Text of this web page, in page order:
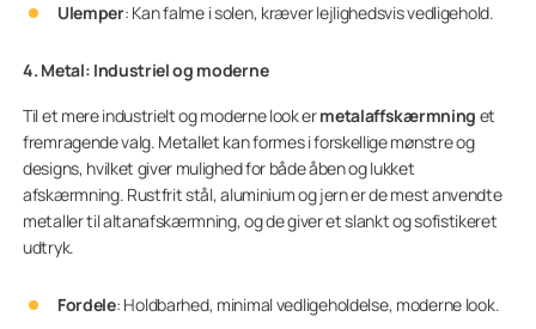
Ulemper: Kan falme i solen, kræver lejlighedsvis vedligehold.
4. Metal: Industriel og moderne
Til et mere industrielt og moderne look ermetalaffskærmning et
fremragende valg. Metallet kan formes i forskellige mønstre og
designs, hvilket giver mulighed for både åben og lukket
afskærmning. Rustfrit stål, aluminium og jern er de mest anvendte
metaller til altanafskærmning, og de giver et slankt og sofistikeret
udtryk.
Fordele: Holdbarhed, minimal vedligeholdelse, moderne look.